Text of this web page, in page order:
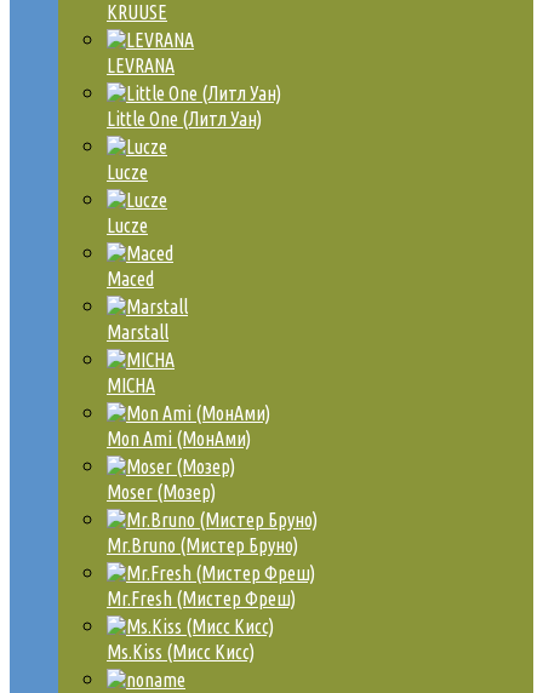
KRUUSE
LEVRANA
Little One (Литл Уан)
Lucze
Lucze
Maced
Marstall
MICHA
Mon Ami (МонАми)
Moser (Мозер)
Mr.Bruno (Мистер Бруно)
Mr.Fresh (Мистер Фреш)
Ms.Kiss (Мисс Кисс)